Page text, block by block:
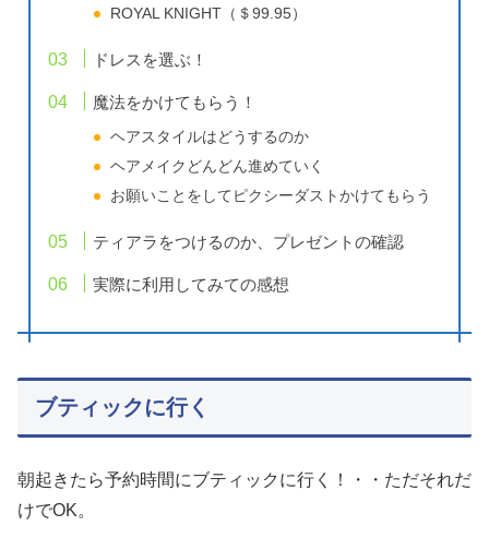
ROYAL KNIGHT（＄99.95）
ドレスを選ぶ！
魔法をかけてもらう！
ヘアスタイルはどうするのか
ヘアメイクどんどん進めていく
お願いことをしてピクシーダストかけてもらう
ティアラをつけるのか、プレゼントの確認
実際に利用してみての感想
ブティックに行く
朝起きたら予約時間にブティックに行く！・・ただそれだ
けでOK。